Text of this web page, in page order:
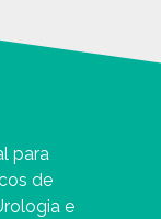
para
de
e